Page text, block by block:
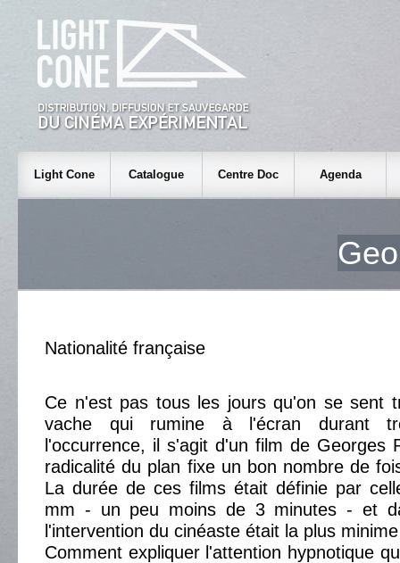
Light Cone Catalogue Centre Doc Agenda
Nationalité française
Ce n'est pas tous les jours qu'on se sent
vache qui rumine à l'écran durant
l'occurrence, il s'agit d'un film de Georges
radicalité du plan fixe un bon nombre de
La durée de ces films était définie par
mm - un peu moins de 3 minutes - et
l'intervention du cinéaste était la plus
Comment expliquer l'attention hypnotique